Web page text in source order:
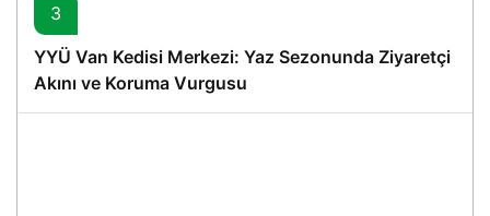
3
YYÜ Van Kedisi Merkezi: Yaz Sezonunda Ziyaretçi
Akını ve Koruma Vurgusu